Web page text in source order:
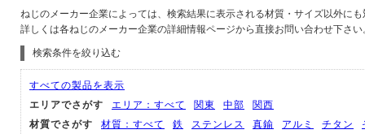
ねじのメーカー企業によっては、検索結果に表示される材質・サイズ以外に
詳しくは各ねじのメーカー企業の詳細情報ページから直接お問い合わせ下さい
検索条件を絞り込む
すべての製品を表示
エリアでさがす
エリア：すべて 関東 中部
関西
材質でさがす
材質：すべて 鉄 ステンレス 真鍮 アルミ チタン